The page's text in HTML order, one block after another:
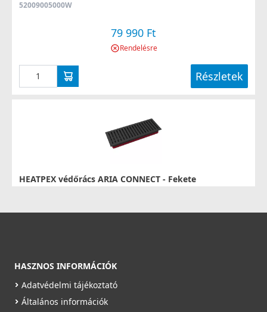
52009005000W
79 990 Ft
Rendelésre
Részletek
HEATPEX védőrács ARIA CONNECT - Fekete
19 990 Ft
HASZNOS INFORMÁCIÓK
Adatvédelmi tájékoztató
Általános információk